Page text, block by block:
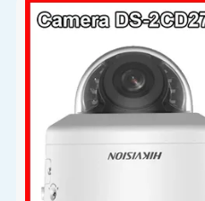
từ xa